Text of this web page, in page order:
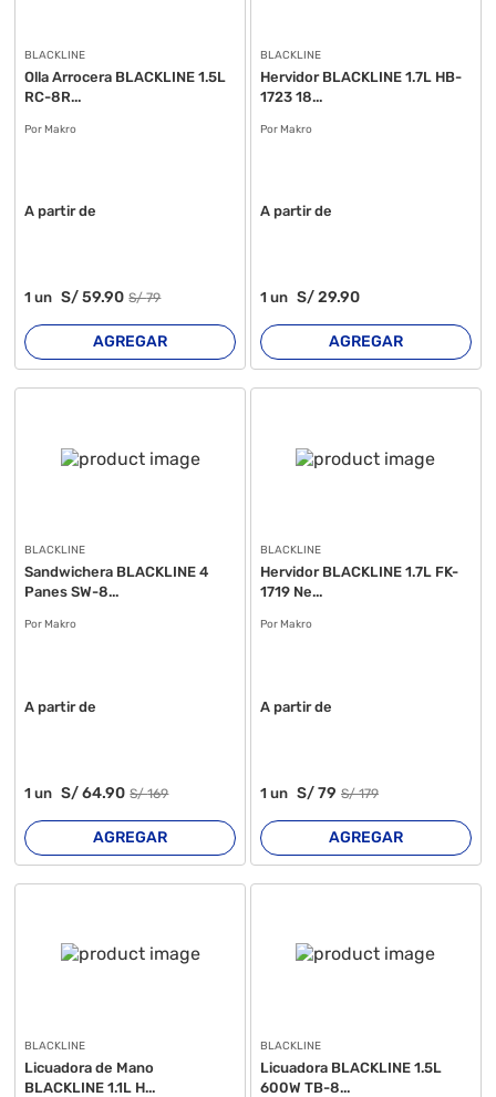
BLACKLINE
Olla Arrocera BLACKLINE 1.5L
RC-8R...
Por Makro
A partir de
1un S/59.90 S/79
AGREGAR
BLACKLINE
Hervidor BLACKLINE 1.7L HB-
1723 18...
Por Makro
A partir de
1 un S/29.90
AGREGAR
BLACKLINE
Sandwichera BLACKLINE 4
Panes SW-8...
Por Makro
A partir de
1un S/64.90 S/169
AGREGAR
BLACKLINE
Hervidor BLACKLINE 1.7L FK-
1719 Ne...
Por Makro
A partir de
1 un S/79 S/179
AGREGAR
BLACKLINE
Licuadora de Mano
BLACKLINE 1.1L H...
BLACKLINE
Licuadora BLACKLINE 1.5L
600W TB-8...